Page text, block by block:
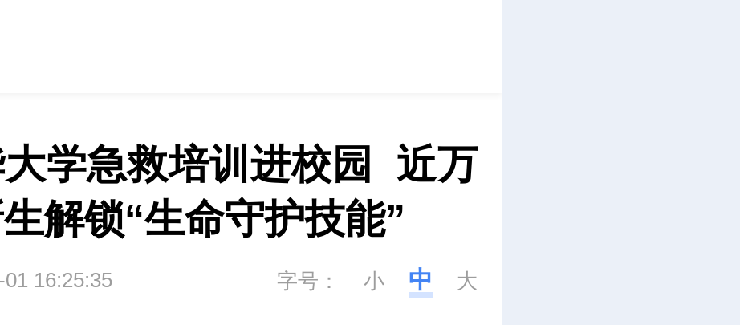
学急救培训进校园  近万
解锁“生命守护技能”
16:25:35 字号： 小 中 大